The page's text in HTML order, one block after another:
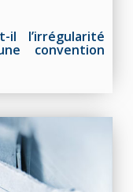
il l’irrégularité
convention